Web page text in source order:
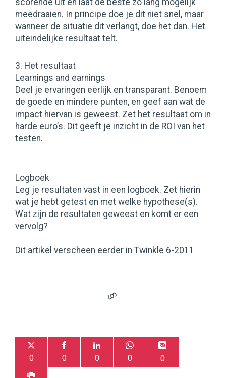
scorende uit en laat de beste zo lang mogelijk
meedraaien. In principe doe je dit niet snel, maar
wanneer de situatie dit verlangt, doe het dan. Het
uiteindelijke resultaat telt.
3. Het resultaat
Learnings and earnings
Deel je ervaringen eerlijk en transparant. Benoem
de goede en mindere punten, en geef aan wat de
impact hiervan is geweest. Zet het resultaat om in
harde euro’s. Dit geeft je inzicht in de ROI van het
testen.
Logboek
Leg je resultaten vast in een logboek. Zet hierin
wat je hebt getest en met welke hypothese(s).
Wat zijn de resultaten geweest en komt er een
vervolg?
Dit artikel verscheen eerder in Twinkle 6-2011
0 0 0 0 0